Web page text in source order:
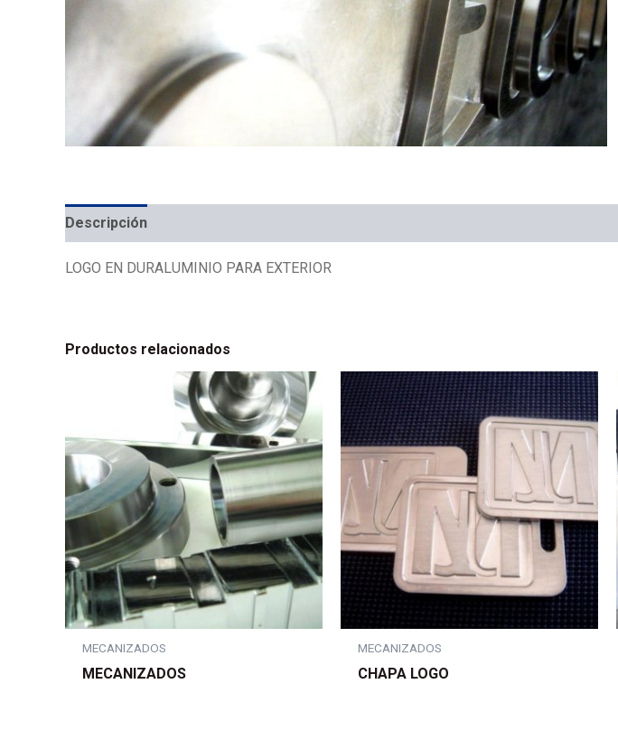
Descripción
LOGO EN DURALUMINIO PARA EXTERIOR
Productos relacionados
MECANIZADOS
MECANIZADOS
MECANIZADOS
CHAPA LOGO